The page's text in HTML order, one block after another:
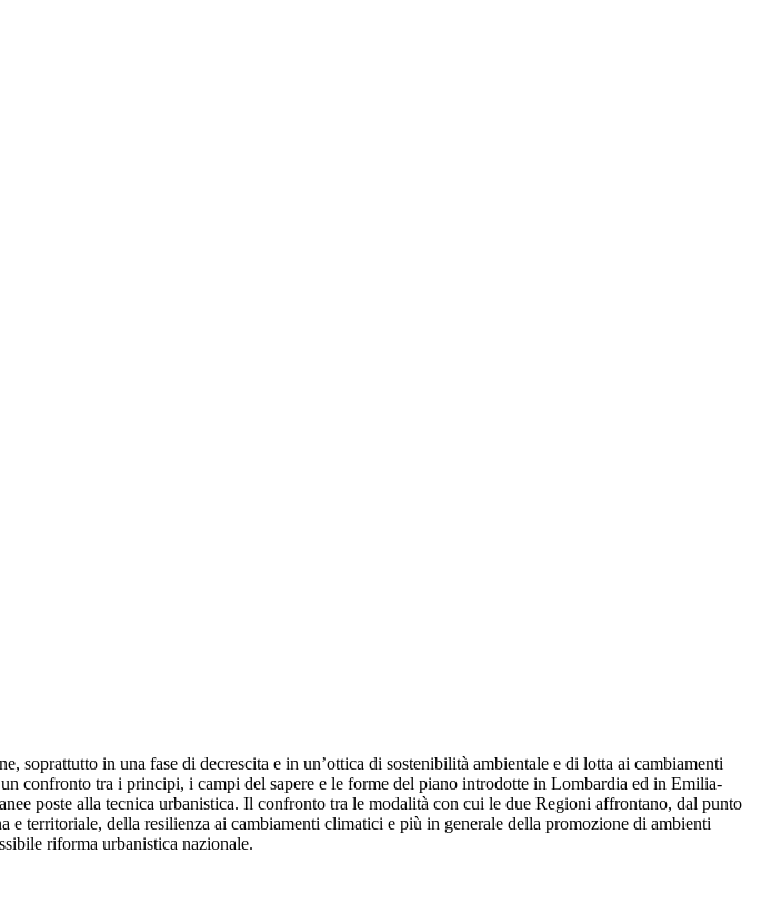
soprattutto in una fase di decrescita e in un’ottica di sostenibilità ambientale e di lotta ai cambiamenti
confronto tra i principi, i campi del sapere e le forme del piano introdotte in Lombardia ed in Emilia-
poste alla tecnica urbanistica. Il confronto tra le modalità con cui le due Regioni affrontano, dal punto
territoriale, della resilienza ai cambiamenti climatici e più in generale della promozione di ambienti
riforma urbanistica nazionale.